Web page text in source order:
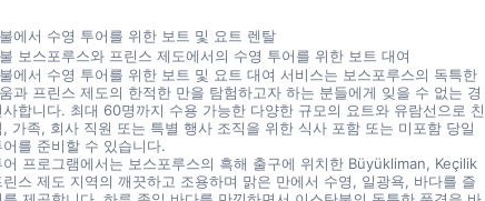
에서 수영 투어를 위한 보트 및 요트 렌탈
보스포루스와 프린스 제도에서의 수영 투어를 위한 보트 대여
에서 수영 투어를 위한 보트 및 요트 대여 서비스는 보스포루스의 독특한
과 프린스 제도의 한적한 만을 탐험하고자 하는 분들에게 잊을 수 없는 경
사합니다. 최대 60명까지 수용 가능한 다양한 규모의 요트와 유람선으로 친
, 가족, 회사 직원 또는 특별 행사 조직을 위한 식사 포함 또는 미포함 당일
어를 준비할 수 있습니다.
어 프로그램에서는 보스포루스의 흑해 출구에 위치한 Büyükliman, Keçilik
린스 제도 지역의 깨끗하고 조용하며 맑은 만에서 수영, 일광욕, 바다를 즐